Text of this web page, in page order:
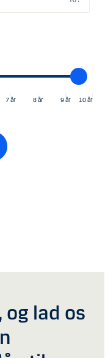
7 år 8 år 9 år 10 år
og lad os